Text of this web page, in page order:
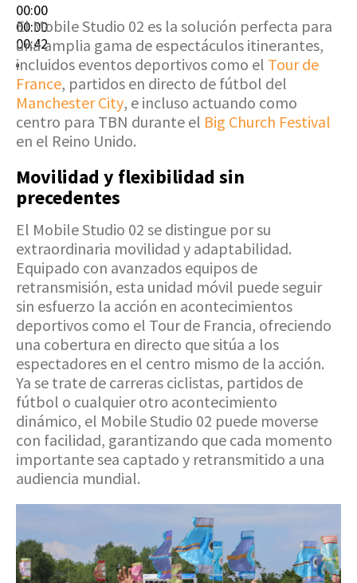
00:00
00:00
00:42
El Mobile Studio 02 es la solución perfecta para
una amplia gama de espectáculos itinerantes,
incluidos eventos deportivos como el Tour de
France, partidos en directo de fútbol del
Manchester City, e incluso actuando como
centro para TBN durante el Big Church Festival
en el Reino Unido.
Movilidad y flexibilidad sin
precedentes
El Mobile Studio 02 se distingue por su
extraordinaria movilidad y adaptabilidad.
Equipado con avanzados equipos de
retransmisión, esta unidad móvil puede seguir
sin esfuerzo la acción en acontecimientos
deportivos como el Tour de Francia, ofreciendo
una cobertura en directo que sitúa a los
espectadores en el centro mismo de la acción.
Ya se trate de carreras ciclistas, partidos de
fútbol o cualquier otro acontecimiento
dinámico, el Mobile Studio 02 puede moverse
con facilidad, garantizando que cada momento
importante sea captado y retransmitido a una
audiencia mundial.